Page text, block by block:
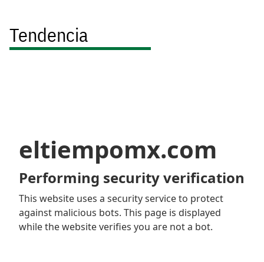
Tendencia